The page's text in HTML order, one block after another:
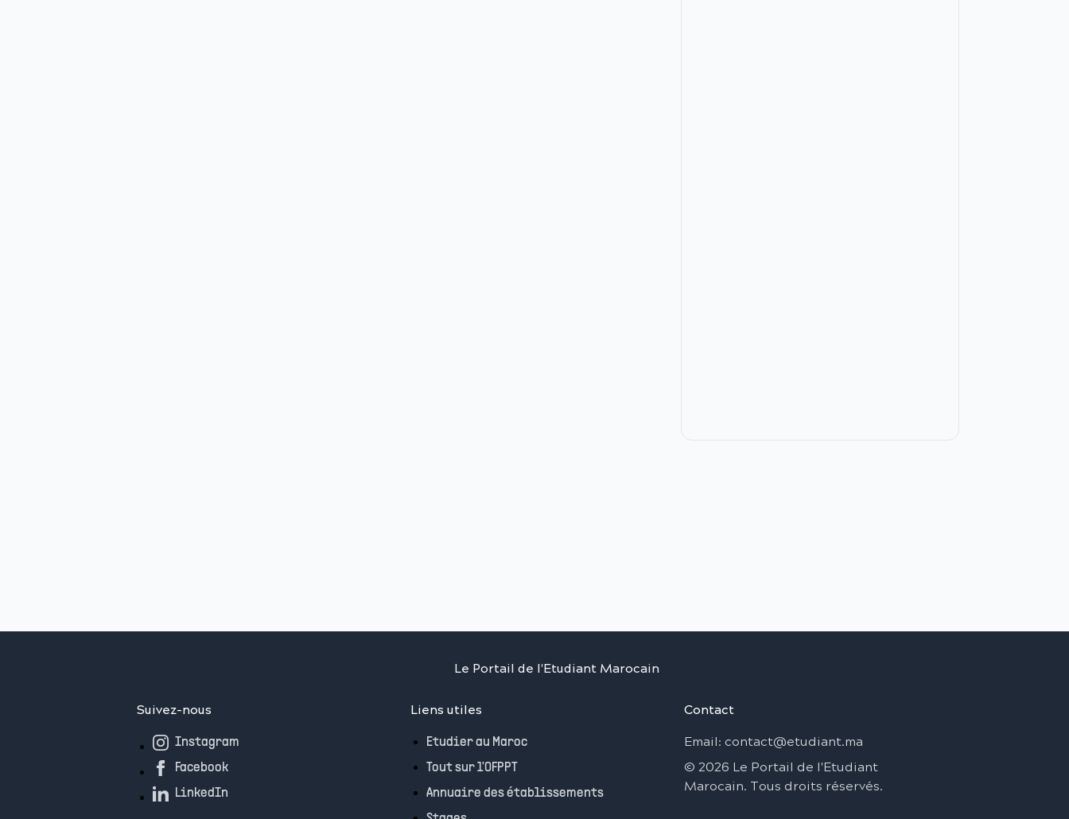
Le Portail de l'Etudiant Marocain
Suivez-nous
Instagram
Facebook
LinkedIn
Liens utiles
Etudier au Maroc
Tout sur l'OFPPT
Annuaire des établissements
Contact
Email: contact@etudiant.ma
© 2026 Le Portail de l'Etudiant
Marocain. Tous droits réservés.